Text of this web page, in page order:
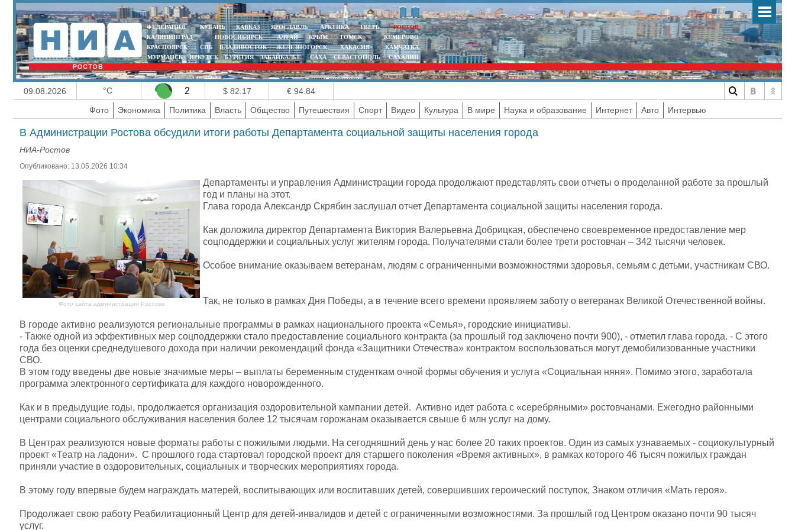
ФЕДЕРАЦИЯ КУБАНЬ КАВКАЗ ЯРОСЛАВЛЬ АРКТИКА ТВЕРЬ
РОСТОВ
КАЛИНИНГРАД
НОВОСИБИРСК АЛТАЙ КРЫМ ТОМСК
КЕМЕРОВО
КРАСНОЯРСК
СПБ ВЛАДИВОСТОК ЖЕЛЕЗНОГОРСК ХАКАСИЯ
КАМЧАТКА
МУРМАНСК
ИРКУТСК БУРЯТИЯ ЗАБАЙКАЛЬЕ САХА СЕВАСТОПОЛЬ САХАЛИН
09.08.2026 °C 2 $ 82.17
€ 94.84
Фото
Экономика Политика Власть Общество Путешествия Спорт Видео Культура В мире Наука и образование Интернет Авто Интервью
В Администрации Ростова обсудили итоги работы Департамента социальной защиты населения города
НИА-Ростов
Опубликовано: 13.05.2026 10:34
Фото сайта администрации Ростова
Департаменты и управления Администрации города продолжают представлять свои отчеты о проделанной работе за прошлый
год и планы на этот.
Глава города Александр Скрябин заслушал отчет Департамента социальной защиты населения города.
Как доложила директор Департамента Виктория Валерьевна Добрицкая, обеспечено своевременное предоставление мер
соцподдержки и социальных услуг жителям города. Получателями стали более трети ростовчан – 342 тысячи человек.
Особое внимание оказываем ветеранам, людям с ограниченными возможностями здоровья, семьям с детьми, участникам СВО.
Так, не только в рамках Дня Победы, а в течение всего времени проявляем заботу о ветеранах Великой Отечественной войны.
В городе активно реализуются региональные программы в рамках национального проекта «Семья», городские инициативы.
- Также одной из эффективных мер соцподдержки стало предоставление социального контракта (за прошлый год заключено почти 900), - отметил глава города. - С этого
года без оценки среднедушевого дохода при наличии рекомендаций фонда «Защитники Отечества» контрактом воспользоваться могут демобилизованные участники
СВО.
В этом году введены две новые значимые меры – выплаты беременным студенткам очной формы обучения и услуга «Социальная няня». Помимо этого, заработала
программа электронного сертификата для каждого новорожденного.
Как и в предыдущие годы, продолжается организация оздоровительной кампании детей. Активно идет работа с «серебряными» ростовчанами. Ежегодно районными
центрами социального обслуживания населения более 12 тысячам горожанам оказывается свыше 6 млн услуг на дому.
В Центрах реализуются новые форматы работы с пожилыми людьми. На сегодняшний день у нас более 20 таких проектов. Один из самых узнаваемых - социокультурный
проект «Театр на ладони». С прошлого года стартовал городской проект для старшего поколения «Время активных», в рамках которого 46 тысяч пожилых граждан
приняли участие в оздоровительных, социальных и творческих мероприятиях города.
В этому году впервые будем награждать матерей, воспитывающих или воспитавших детей, совершивших героический поступок, Знаком отличия «Мать героя».
Продолжает свою работу Реабилитационный Центр для детей-инвалидов и детей с ограниченными возможностями. За прошлый год Центром оказано почти 90 тысяч
услуг.